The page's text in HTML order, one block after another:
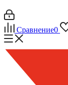
Сравнение0